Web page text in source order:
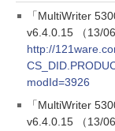
「MultiWriter
v6.4.0.15 （13/
http://
modId=3926
「MultiWriter
v6.4.0.15 （13/